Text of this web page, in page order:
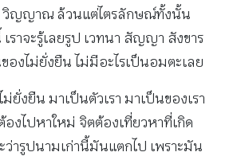
วิญญาณ ล้วนแต่ไตรลักษณ์ทั้งนั้น
ราจะรู้เลยรูป เวทนา สัญญา สังขาร
ของไม่ยั่งยืน ไม่มีอะไรเป็นอมตะเลย
ยั่งยืน มาเป็นตัวเรา มาเป็นของเรา
องไปหาใหม่ จิตต้องเที่ยวหาที่เกิด
ะว่ารูปนามเก่านี้มันแตกไป เพราะมัน